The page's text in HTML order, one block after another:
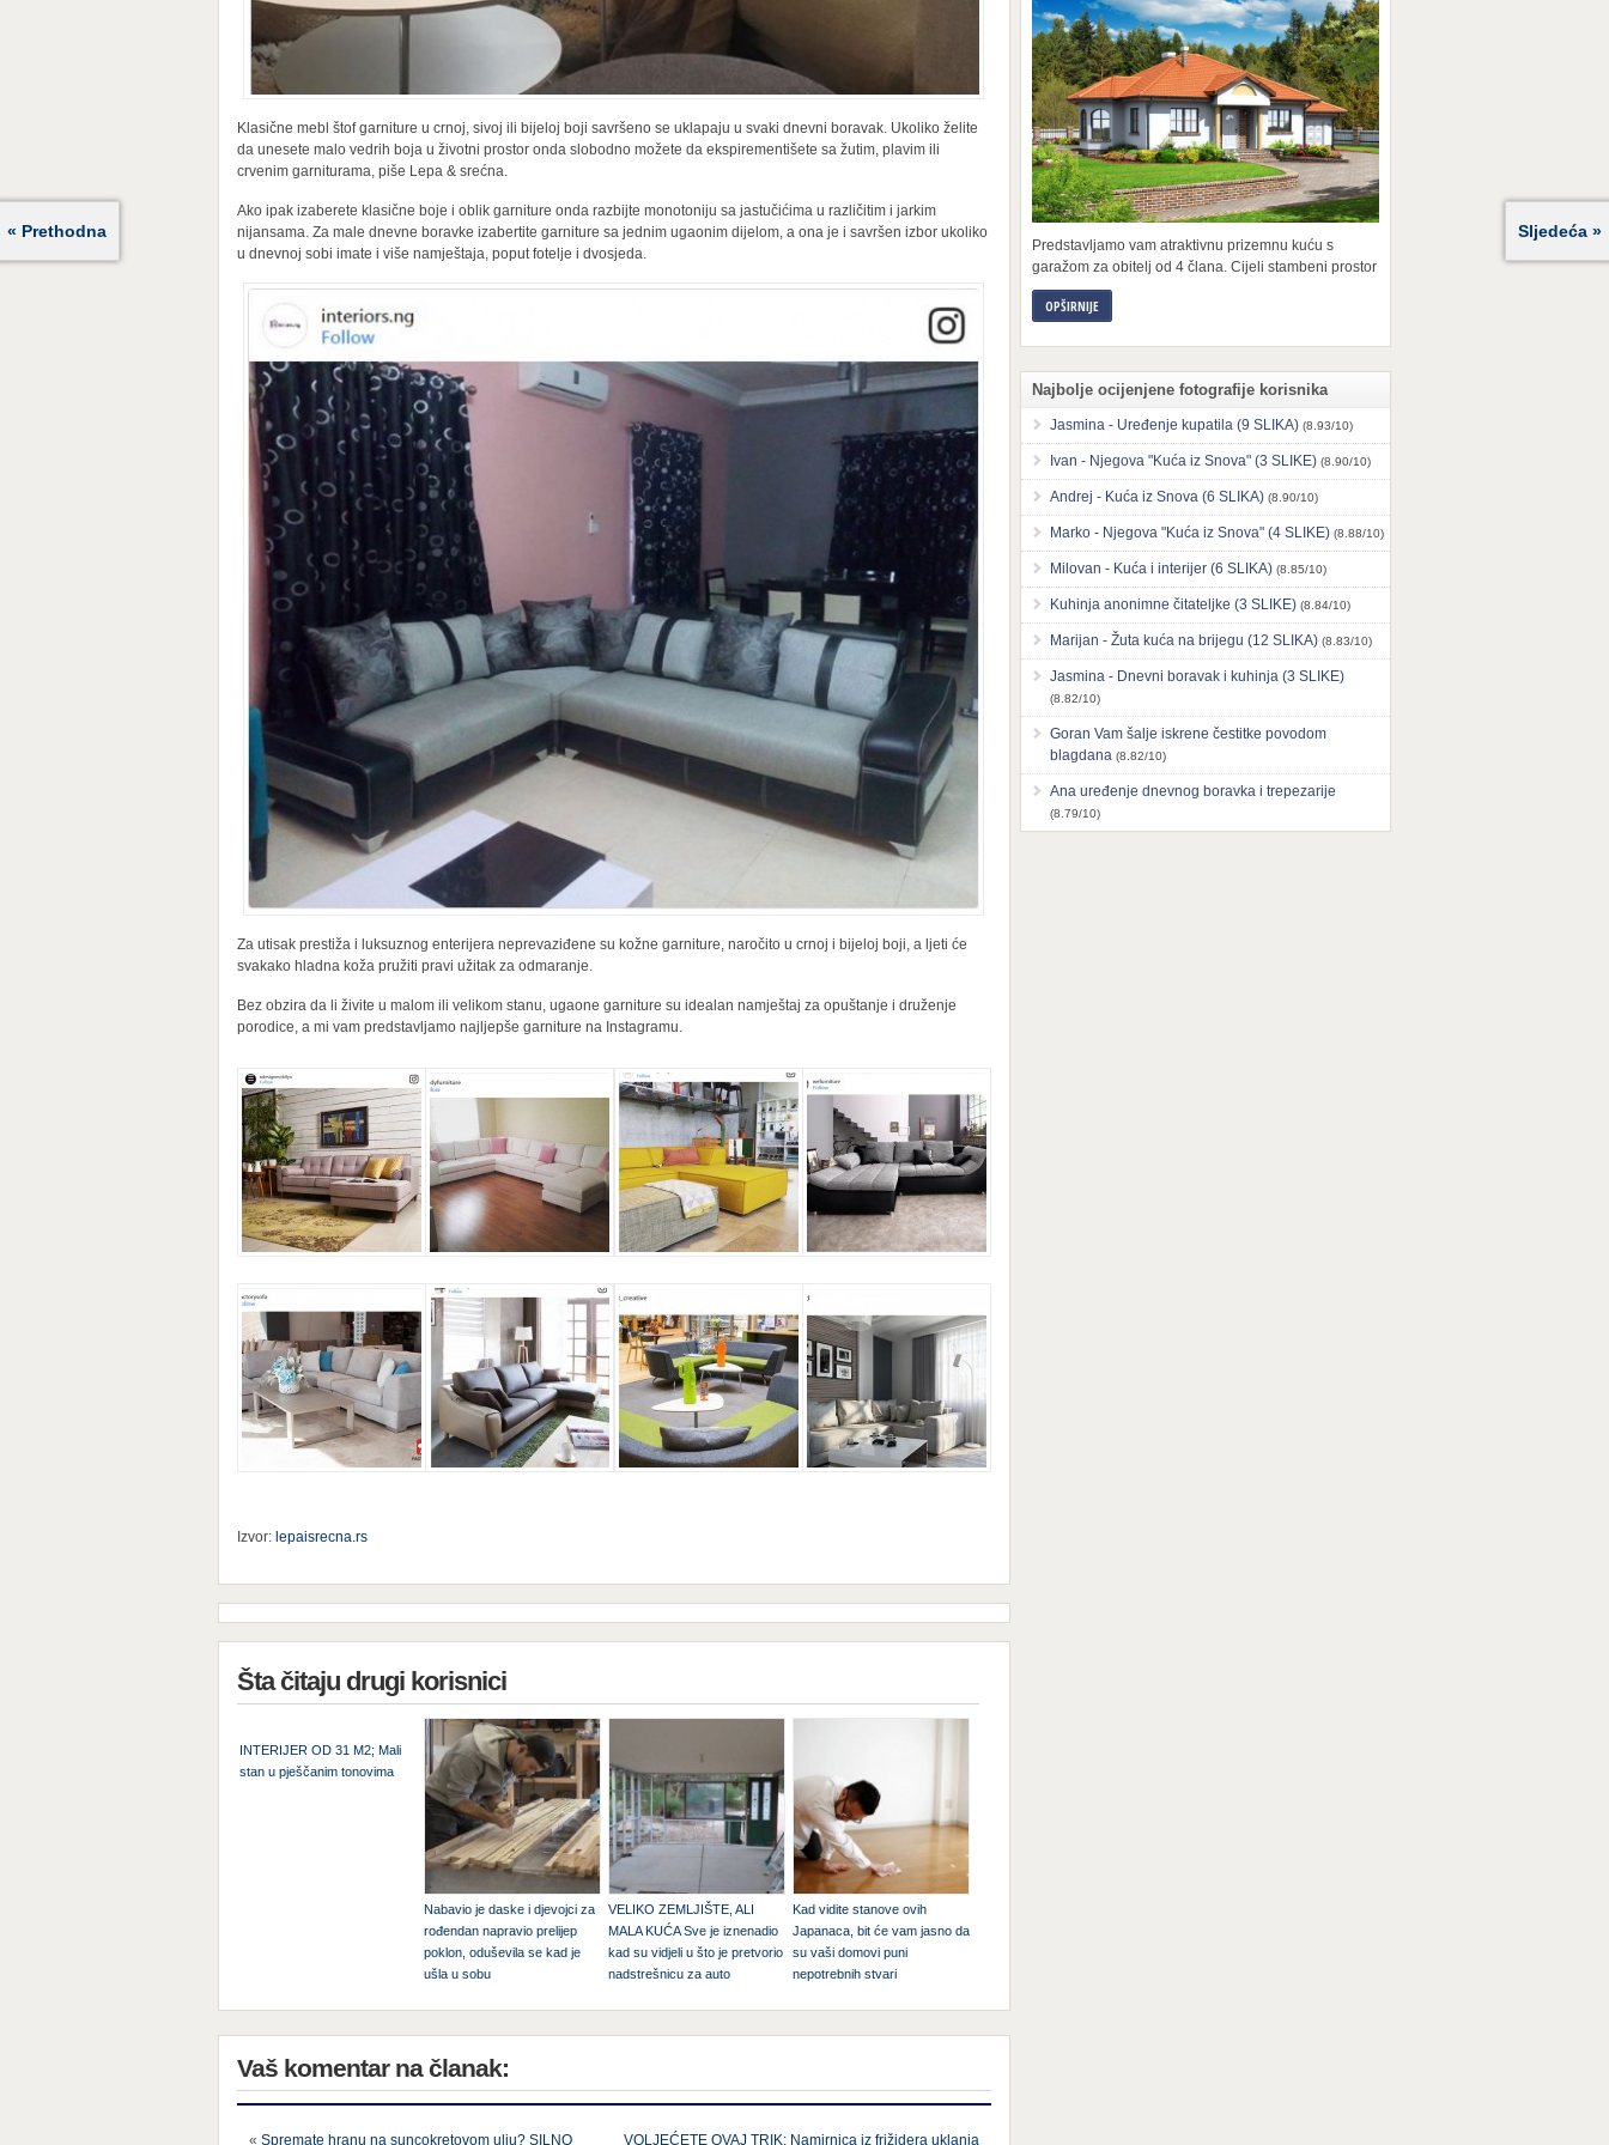
Klasične mebl štof garniture u crnoj, sivoj ili bijeloj boji savršeno se uklapaju u svaki dnevni boravak. Ukoliko želite
da unesete malo vedrih boja u životni prostor onda slobodno možete da ekspirementišete sa žutim, plavim ili
crvenim garniturama, piše Lepa & srećna.
Ako ipak izaberete klasične boje i oblik garniture onda razbijte monotoniju sa jastučićima u različitim i jarkim
nijansama. Za male dnevne boravke izabertite garniture sa jednim ugaonim dijelom, a ona je i savršen izbor ukoliko
u dnevnoj sobi imate i više namještaja, poput fotelje i dvosjeda.
Za utisak prestiža i luksuznog enterijera neprevaziđene su kožne garniture, naročito u crnoj i bijeloj boji, a ljeti će
svakako hladna koža pružiti pravi užitak za odmaranje.
Bez obzira da li živite u malom ili velikom stanu, ugaone garniture su idealan namještaj za opuštanje i druženje
porodice, a mi vam predstavljamo najljepše garniture na Instagramu.
Izvor: lepaisrecna.rs
« Prethodna Sljedeća »
Šta čitaju drugi korisnici
INTERIJER OD 31 M2; Mali
stan u pješčanim tonovima
Nabavio je daske i djevojci za
rođendan napravio prelijep
poklon, oduševila se kad je
ušla u sobu
VELIKO ZEMLJIŠTE, ALI
MALA KUĆA Sve je iznenadio
kad su vidjeli u što je pretvorio
nadstrešnicu za auto
Kad vidite stanove ovih
Japanaca, bit će vam jasno da
su vaši domovi puni
nepotrebnih stvari
Vaš komentar na članak:
« Spremate hranu na suncokretovom ulju? SILNO VOLJEĆETE OVAJ TRIK: Namirnica iz frižidera uklanja
Predstavljamo vam atraktivnu prizemnu kuću s
garažom za obitelj od 4 člana. Cijeli stambeni prostor
OPŠIRNIJE
Najbolje ocijenjene fotografije korisnika
Jasmina - Uređenje kupatila (9 SLIKA) (8.93/10)
Ivan - Njegova "Kuća iz Snova" (3 SLIKE) (8.90/10)
Andrej - Kuća iz Snova (6 SLIKA) (8.90/10)
Marko - Njegova "Kuća iz Snova" (4 SLIKE) (8.88/10)
Milovan - Kuća i interijer (6 SLIKA) (8.85/10)
Kuhinja anonimne čitateljke (3 SLIKE) (8.84/10)
Marijan - Žuta kuća na brijegu (12 SLIKA) (8.83/10)
Jasmina - Dnevni boravak i kuhinja (3 SLIKE)
(8.82/10)
Goran Vam šalje iskrene čestitke povodom
blagdana (8.82/10)
Ana uređenje dnevnog boravka i trepezarije
(8.79/10)